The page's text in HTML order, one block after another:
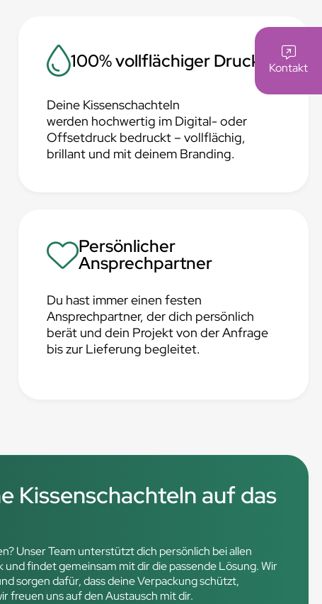
Kontakt
100% vollflächiger Druck
Deine Kissenschachteln
werden hochwertig im Digital- oder
Offsetdruck bedruckt – vollflächig,
brillant und mit deinem Branding.
Persönlicher
Ansprechpartner
Du hast immer einen festen
Ansprechpartner, der dich persönlich
berät und dein Projekt von der Anfrage
bis zur Lieferung begleitet.
Kissenschachteln auf das
Unser Team unterstützt dich persönlich bei allen
findet gemeinsam mit dir die passende Lösung. Wir
sorgen dafür, dass deine Verpackung schützt,
freuen uns auf den Austausch mit dir.